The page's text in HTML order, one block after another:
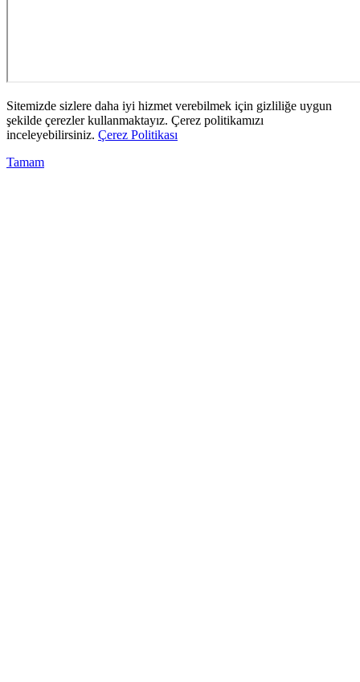
Sitemizde sizlere daha iyi hizmet verebilmek için gizliliğe uygun
şekilde çerezler kullanmaktayız. Çerez politikamızı
inceleyebilirsiniz. Çerez Politikası
Tamam